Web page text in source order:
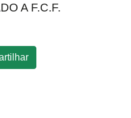
A F.C.F.